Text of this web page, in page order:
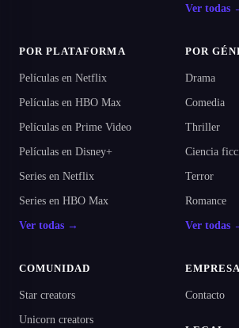
Ver todas
POR PLATAFORMA
Películas en Netflix
Películas en HBO Max
Películas en Prime Video
Películas en Disney+
Series en Netflix
Series en HBO Max
Ver todas →
POR
Drama
Comedia
Thriller
Ciencia
Terror
Romance
Ver todas
COMUNIDAD
Star creators
Unicorn creators
Contacto